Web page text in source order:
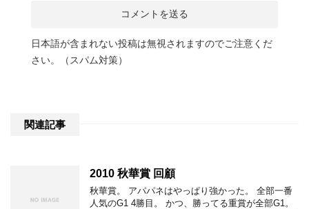
日本語が含まれない投稿は無視されますのでご注意くだ
さい。（スパム対策）
関連記事
2010 秋華賞 回顧
秋華賞。 アパパネはやっぱり強かった。 全部一番
人気のG1 4勝目。 かつ、勝ってる重賞が全部G1。